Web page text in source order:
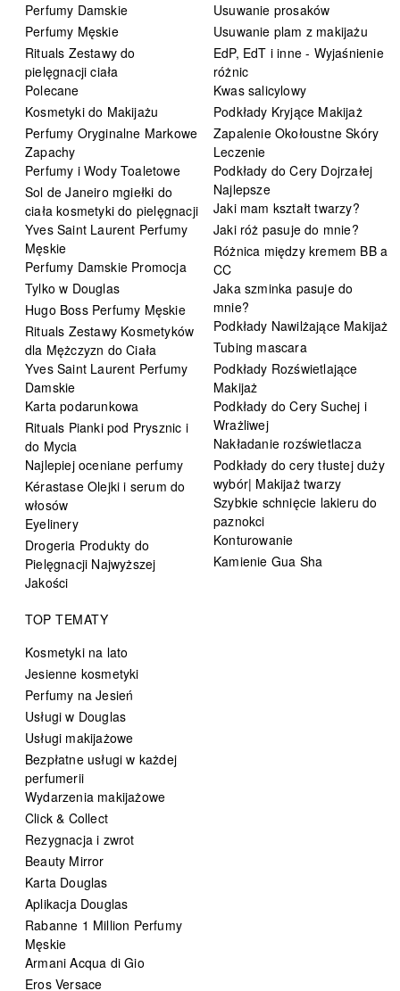
Perfumy Damskie
Perfumy Męskie
Rituals Zestawy do
pielęgnacji ciała
Polecane
Kosmetyki do Makijażu
Perfumy Oryginalne Markowe
Zapachy
Perfumy i Wody Toaletowe
Sol de Janeiro mgiełki do
ciała kosmetyki do pielęgnacji
Yves Saint Laurent Perfumy
Męskie
Perfumy Damskie Promocja
Tylko w Douglas
Hugo Boss Perfumy Męskie
Rituals Zestawy Kosmetyków
dla Mężczyzn do Ciała
Yves Saint Laurent Perfumy
Damskie
Karta podarunkowa
Rituals Pianki pod Prysznic i
do Mycia
Najlepiej oceniane perfumy
Kérastase Olejki i serum do
włosów
Eyelinery
Drogeria Produkty do
Pielęgnacji Najwyższej
Jakości
Usuwanie prosaków
Usuwanie plam z makijażu
EdP, EdT i inne - Wyjaśnienie
różnic
Kwas salicylowy
Podkłady Kryjące Makijaż
Zapalenie Okołoustne Skóry
Leczenie
Podkłady do Cery Dojrzałej
Najlepsze
Jaki mam kształt twarzy?
Jaki róż pasuje do mnie?
Różnica między kremem BB a
CC
Jaka szminka pasuje do
mnie?
Podkłady Nawilżające Makijaż
Tubing mascara
Podkłady Rozświetlające
Makijaż
Podkłady do Cery Suchej i
Wrażliwej
Nakładanie rozświetlacza
Podkłady do cery tłustej duży
wybór| Makijaż twarzy
Szybkie schnięcie lakieru do
paznokci
Konturowanie
Kamienie Gua Sha
TOP TEMATY
Kosmetyki na lato
Jesienne kosmetyki
Perfumy na Jesień
Usługi w Douglas
Usługi makijażowe
Bezpłatne usługi w każdej
perfumerii
Wydarzenia makijażowe
Click & Collect
Rezygnacja i zwrot
Beauty Mirror
Karta Douglas
Aplikacja Douglas
Rabanne 1 Million Perfumy
Męskie
Armani Acqua di Gio
Eros Versace